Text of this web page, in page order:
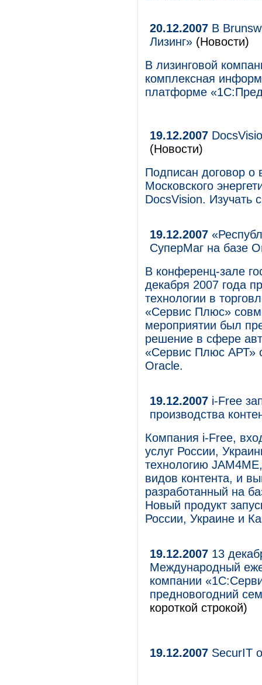
20.12.2007 В
Лизинг» (Новости)
В лизинговой
комплексная
платформе
19.12.2007
(Новости)
Подписан договор о
Московского
DocsVision. Изучать
19.12.2007
СуперМаг на базе
В конференц-зале
декабря 2007 года
технологии в
«Сервис Плюс»
мероприятии был
решение в сфере
«Сервис Плюс АРТ»
Oracle.
19.12.2007 i-Free
производства
Компания i-Free,
услуг России,
технологию
видов контента, и
разработанный на
Новый продукт
России, Украине и
19.12.2007 13
Международный
компании
предновогодний
короткой строкой)
19.12.2007 SecurIT